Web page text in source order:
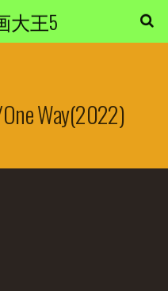
大王5
Way(2022)